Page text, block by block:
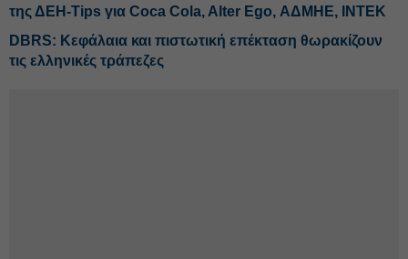
της ΔΕΗ-Tips για Coca Cola, Alter Ego, ΑΔΜΗΕ, ΙΝΤΕΚ
DBRS: Κεφάλαια και πιστωτική επέκταση θωρακίζουν
τις ελληνικές τράπεζες